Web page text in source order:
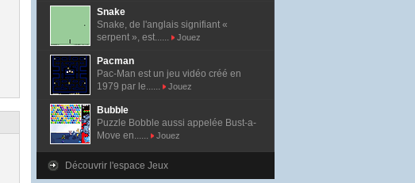
Snake
Snake, de l'anglais signifiant «
serpent », est......
Jouez
Pacman
Pac-Man est un jeu vidéo créé en
1979 par le......
Jouez
Bubble
Puzzle Bobble aussi appelée Bust-a-
Move en......
Jouez
Découvrir l'espace Jeux